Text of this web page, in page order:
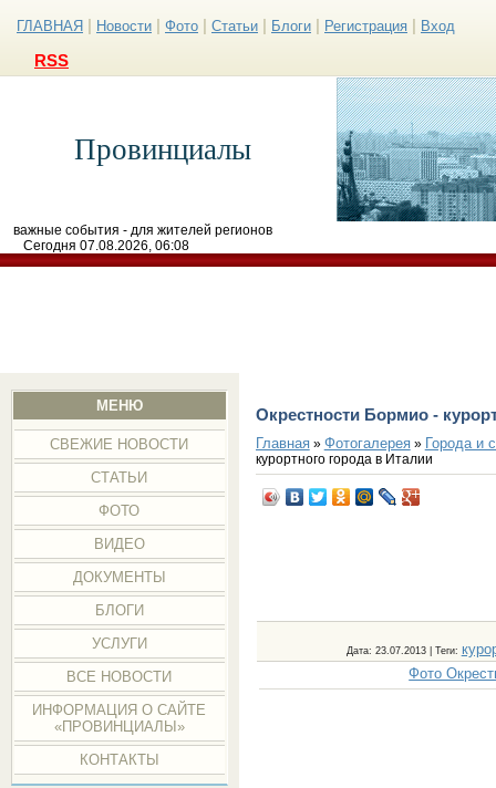
ГЛАВНАЯ Новости Фото Статьи Блоги Регистрация Вход
RSS
Провинциалы
важные события - для жителей регионов
Сегодня 07.08.2026, 06:08
МЕНЮ
СВЕЖИЕ НОВОСТИ
СТАТЬИ
ФОТО
ВИДЕО
ДОКУМЕНТЫ
БЛОГИ
УСЛУГИ
ВСЕ НОВОСТИ
ИНФОРМАЦИЯ О САЙТЕ
«ПРОВИНЦИАЛЫ»
КОНТАКТЫ
Окрестности Бормио -
Главная» Фотогалерея» Города и
курортного города в Италии
Дата: 23.07.2013 | Теги:
Фото